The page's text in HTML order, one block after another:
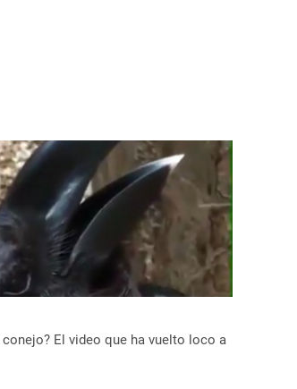
El video que ha vuelto loco a